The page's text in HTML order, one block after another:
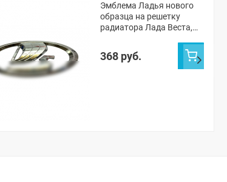
Эмблема Ладья нового
образца на решетку
радиатора Лада Веста,
21214, 2131), Гранта ФЛ,
Ларгус ФЛ, Нива Тревел
368 руб.